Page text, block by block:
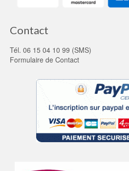
Contact
Tél. 06 15 04 10 99 (SMS)
Formulaire de Contact